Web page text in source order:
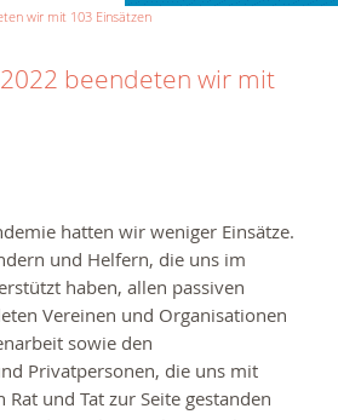
wir mit 103 Einsätzen
beendeten wir mit
hatten wir weniger Einsätze.
und Helfern, die uns im
haben, allen passiven
Vereinen und Organisationen
sowie den
Privatpersonen, die uns mit
und Tat zur Seite gestanden